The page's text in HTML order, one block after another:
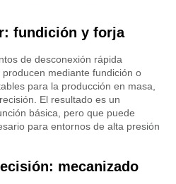
fundición y forja
de desconexión rápida
mediante fundición o
para la producción en masa,
El resultado es un
básica, pero que puede
para entornos de alta presión
mecanizado